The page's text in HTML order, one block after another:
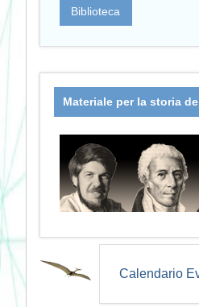
Biblioteca
Materiale per la storia
Calendario